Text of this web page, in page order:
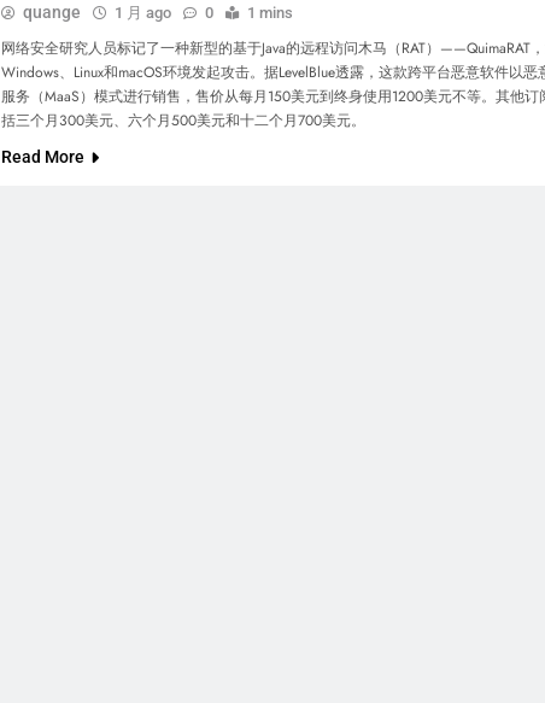
quange 1 月 ago 0 1 mins
网络安全研究人员标记了一种新型的基于Java的远程访问木马（RAT）——QuimaRAT
Windows、Linux和macOS环境发起攻击。据LevelBlue透露，这款跨平台恶意软件以恶
服务（MaaS）模式进行销售，售价从每月150美元到终身使用1200美元不等。其他订
括三个月300美元、六个月500美元和十二个月700美元。
Read More